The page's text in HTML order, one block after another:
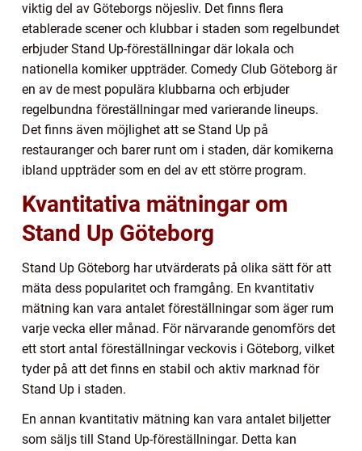
viktig del av Göteborgs nöjesliv. Det finns flera
etablerade scener och klubbar i staden som regelbundet
erbjuder Stand Up-föreställningar där lokala och
nationella komiker uppträder. Comedy Club Göteborg är
en av de mest populära klubbarna och erbjuder
regelbundna föreställningar med varierande lineups.
Det finns även möjlighet att se Stand Up på
restauranger och barer runt om i staden, där komikerna
ibland uppträder som en del av ett större program.
Kvantitativa mätningar om
Stand Up Göteborg
Stand Up Göteborg har utvärderats på olika sätt för att
mäta dess popularitet och framgång. En kvantitativ
mätning kan vara antalet föreställningar som äger rum
varje vecka eller månad. För närvarande genomförs det
ett stort antal föreställningar veckovis i Göteborg, vilket
tyder på att det finns en stabil och aktiv marknad för
Stand Up i staden.
En annan kvantitativ mätning kan vara antalet biljetter
som säljs till Stand Up-föreställningar. Detta kan